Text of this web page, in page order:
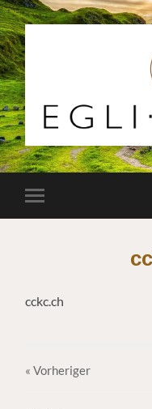
Menü
cckc.ch
« Vorheriger